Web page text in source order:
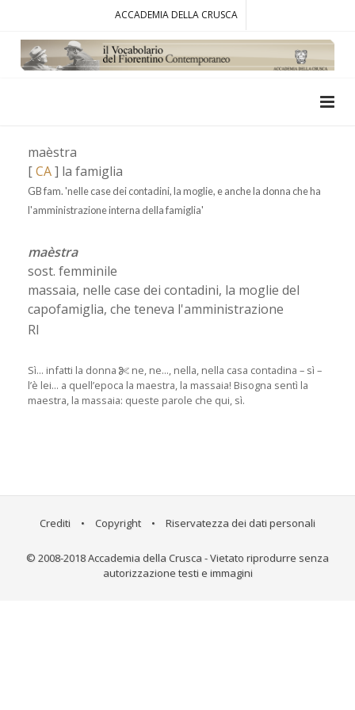
ACCADEMIA DELLA CRUSCA
maèstra
[CA] la famiglia
GB fam. 'nelle case dei contadini, la moglie, e anche la donna che ha
l'amministrazione interna della famiglia'
maèstra
sost. femminile
massaia, nelle case dei contadini, la moglie del
capofamiglia, che teneva l'amministrazione
RI
Sì... infatti la donna
ne, ne..., nella, nella casa contadina – sì –
l’è lei... a quell’epoca la maestra, la massaia! Bisogna sentì la
maestra, la massaia: queste parole che qui, sì.
Crediti • Copyright • Riservatezza dei dati personali
© 2008-2018 Accademia della Crusca - Vietato riprodurre senza
autorizzazione testi e immagini